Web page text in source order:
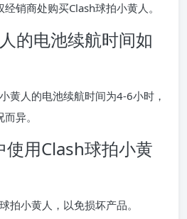
销商处购买Clash球拍小黄人。
的电池续航时间如
黄人的电池续航时间为4-6小时，
异。
使用Clash球拍小黄
拍小黄人，以免损坏产品。